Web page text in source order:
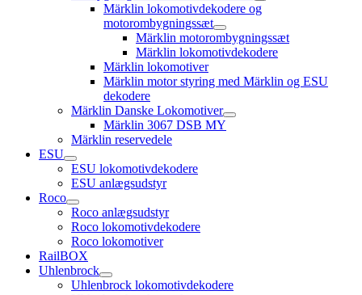
open
child
Märklin lokomotivdekodere og
motorombygningssæt
open
child
menu
Märklin motorombygningssæt
Märklin lokomotivdekodere
Märklin lokomotiver
Märklin motor styring med Märklin og ESU
dekodere
Märklin Danske Lokomotiver
open
Märklin 3067 DSB MY
Märklin reservedele
ESU
open
child
menu
ESU lokomotivdekodere
ESU anlægsudstyr
Roco
open
child
menu
Roco anlægsudstyr
Roco lokomotivdekodere
Roco lokomotiver
RailBOX
Uhlenbrock
open
child
Uhlenbrock lokomotivdekodere